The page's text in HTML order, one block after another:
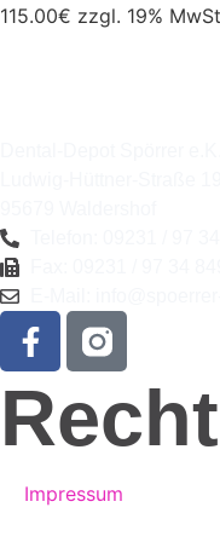
115.00€ zzgl. 19%
Impressum